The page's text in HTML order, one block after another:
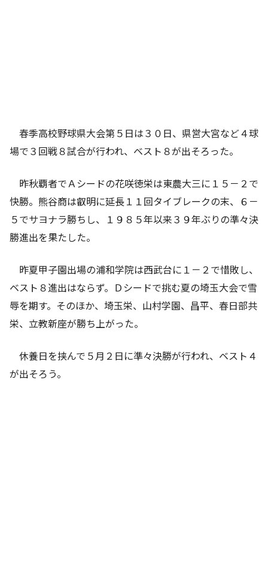
春季高校野球県大会第５日は３０日、県営大宮など４球
場で３回戦８試合が行われ、ベスト８が出そろった。
昨秋覇者でＡシードの花咲徳栄は東農大三に１５－２で
快勝。熊谷商は叡明に延長１１回タイブレークの末、６－
５でサヨナラ勝ちし、１９８５年以来３９年ぶりの準々決
勝進出を果たした。
昨夏甲子園出場の浦和学院は西武台に１－２で惜敗し、
ベスト８進出はならず。Ｄシードで挑む夏の埼玉大会で雪
辱を期す。そのほか、埼玉栄、山村学園、昌平、春日部共
栄、立教新座が勝ち上がった。
休養日を挟んで５月２日に準々決勝が行われ、ベスト４
が出そろう。